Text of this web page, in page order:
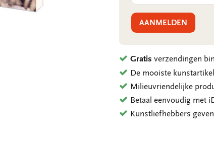
AANMELDEN
Gratis verzendingen
De mooiste
Milieuvriendelijke
Betaal eenvoudig met
Kunstliefhebbers